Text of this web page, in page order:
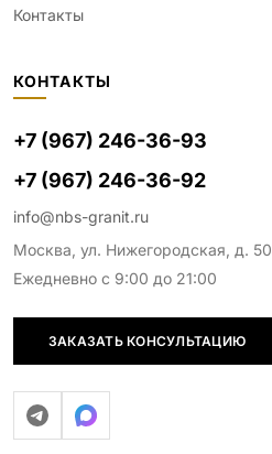
Контакты
КОНТАКТЫ
+7 (967) 246-36-93
+7 (967) 246-36-92
info@nbs-granit.ru
Москва, ул. Нижегородская, д. 50
Ежедневно с 9:00 до 21:00
ЗАКАЗАТЬ КОНСУЛЬТАЦИЮ